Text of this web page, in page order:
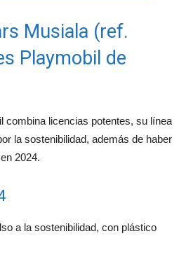
Musiala (ref.
Playmobil de
combina licencias potentes, su línea
la sostenibilidad, además de haber
2024.
a la sostenibilidad, con plástico